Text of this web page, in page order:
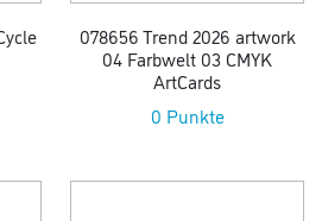
078656 Trend 2026 artwork
04 Farbwelt 03 CMYK
ArtCards
0 Punkte